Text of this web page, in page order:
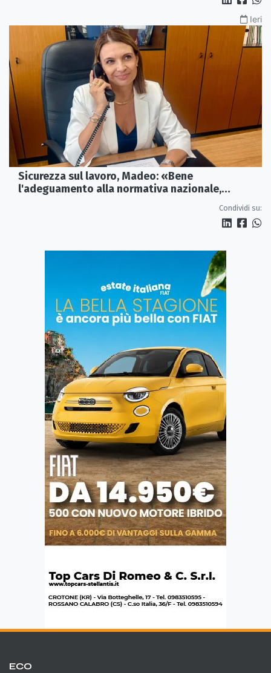
Ieri
Sicurezza sul lavoro, Madeo: «Bene
l'adeguamento alla normativa nazionale,
Condividi su:
ECO